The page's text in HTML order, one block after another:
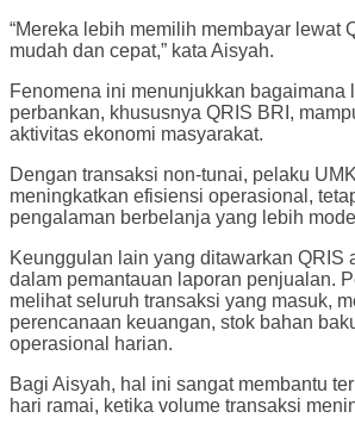
“Mereka lebih memilih membayar lewat
mudah dan cepat,” kata Aisyah.
Fenomena ini menunjukkan bagaimana
perbankan, khususnya QRIS BRI,
aktivitas ekonomi masyarakat.
Dengan transaksi non-tunai, pelaku
meningkatkan efisiensi operasional,
pengalaman berbelanja yang lebih
Keunggulan lain yang ditawarkan QRIS
dalam pemantauan laporan penjualan.
melihat seluruh transaksi yang masuk,
perencanaan keuangan, stok bahan
operasional harian.
Bagi Aisyah, hal ini sangat membantu
hari ramai, ketika volume transaksi